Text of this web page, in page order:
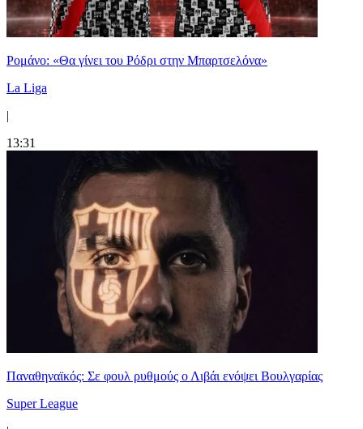
Ρομάνο: «Θα γίνει του Ρόδρι στην Μπαρτσελόνα»
La Liga
|
13:31
Παναθηναϊκός: Σε φουλ ρυθμούς ο Λιβάι ενόψει Βουλγαρίας
Super League